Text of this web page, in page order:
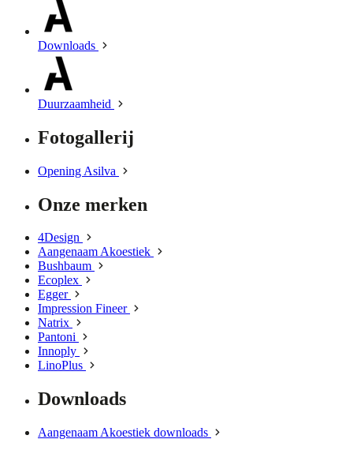
Downloads
Duurzaamheid
Fotogallerij
Opening Asilva
Onze merken
4Design
Aangenaam Akoestiek
Bushbaum
Ecoplex
Egger
Impression Fineer
Natrix
Pantoni
Innoply
LinoPlus
Downloads
Aangenaam Akoestiek downloads